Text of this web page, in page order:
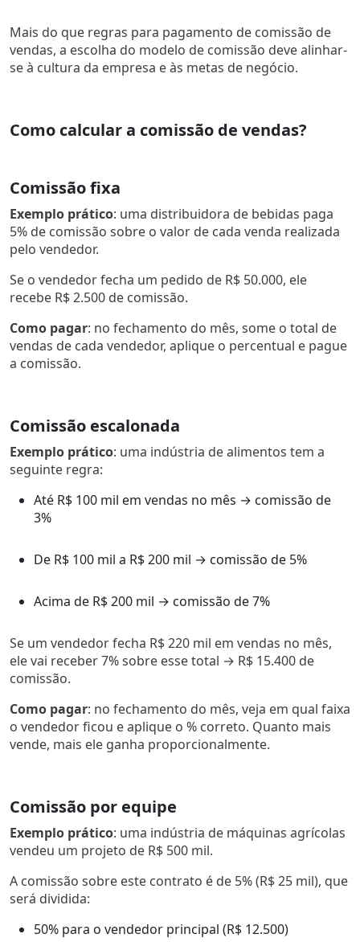
Mais do que regras para pagamento de comissão de
vendas, a escolha do modelo de comissão deve alinhar-
se à cultura da empresa e às metas de negócio.
Como calcular a comissão de vendas?
Comissão fixa
Exemplo prático: uma distribuidora de bebidas paga
5% de comissão sobre o valor de cada venda realizada
pelo vendedor.
Se o vendedor fecha um pedido de R$ 50.000, ele
recebe R$ 2.500 de comissão.
Como pagar: no fechamento do mês, some o total de
vendas de cada vendedor, aplique o percentual e pague
a comissão.
Comissão escalonada
Exemplo prático: uma indústria de alimentos tem a
seguinte regra:
Até R$ 100 mil em vendas no mês → comissão de
3%
De R$ 100 mil a R$ 200 mil → comissão de 5%
Acima de R$ 200 mil → comissão de 7%
Se um vendedor fecha R$ 220 mil em vendas no mês,
ele vai receber 7% sobre esse total → R$ 15.400 de
comissão.
Como pagar: no fechamento do mês, veja em qual faixa
o vendedor ficou e aplique o % correto. Quanto mais
vende, mais ele ganha proporcionalmente.
Comissão por equipe
Exemplo prático: uma indústria de máquinas agrícolas
vendeu um projeto de R$ 500 mil.
A comissão sobre este contrato é de 5% (R$ 25 mil), que
será dividida:
50% para o vendedor principal (R$ 12.500)